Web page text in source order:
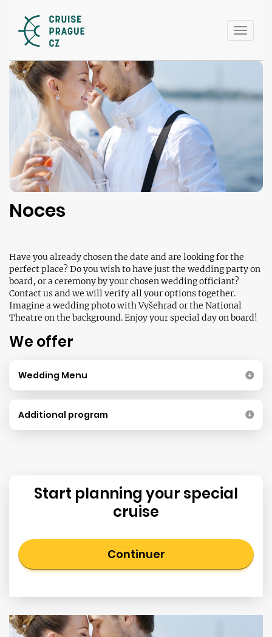
Toggle
Noces
Have you already chosen the date and are looking for the
perfect place? Do you wish to have just the wedding party on
board, or a ceremony by your chosen wedding officiant?
Contact us and we will verify all your options together.
Imagine a wedding photo with Vyšehrad or the National
Theatre on the background. Enjoy your special day on board!
We offer
Wedding Menu
Additional program
Start planning your special
cruise
Continuer